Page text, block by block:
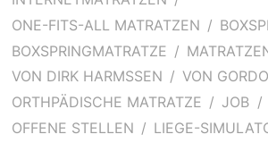
ONE-FITS-ALL MATRATZEN
BOXSPRINGMATRATZE
VON DIRK HARMSSEN
VON
ORTHPÄDISCHE MATRATZE
JOB
OFFENE STELLEN
LIEGE-